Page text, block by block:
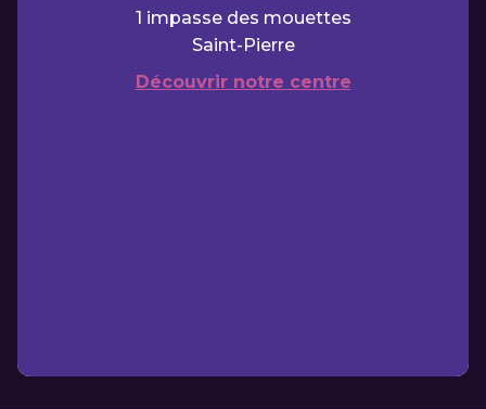
1 impasse des mouettes
Saint-Pierre
Découvrir notre centre